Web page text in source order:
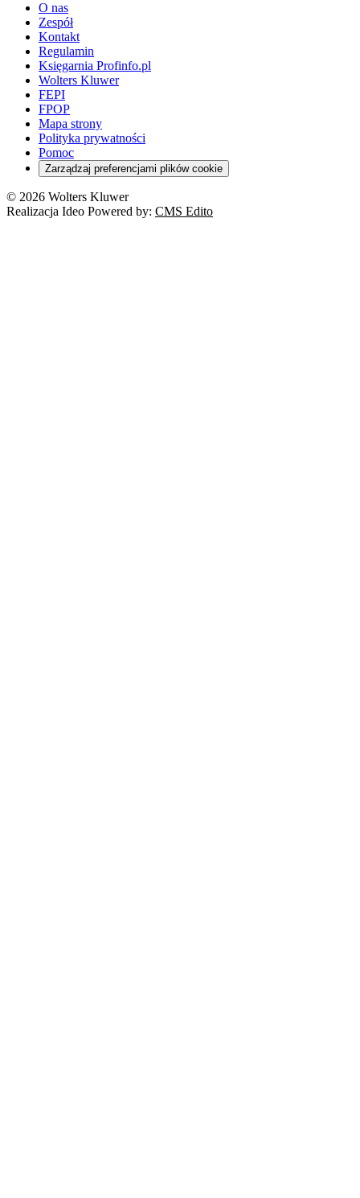
O nas
Zespół
Kontakt
Regulamin
Księgarnia Profinfo.pl
Wolters Kluwer
FEPI
FPOP
Mapa strony
Polityka prywatności
Pomoc
Zarządzaj preferencjami plików cookie
© 2026 Wolters Kluwer
Realizacja Ideo Powered by: CMS Edito